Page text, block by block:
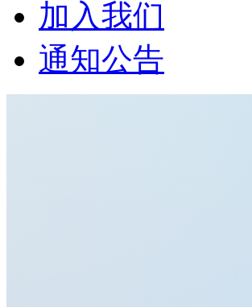
加入我们
通知公告